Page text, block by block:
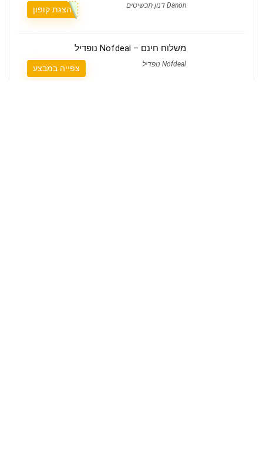
Danon דנון תכשיטים הצגת קופון
משלוח חינם – Nofdeal נופדיל
Nofdeal נופדיל צפייה במבצע